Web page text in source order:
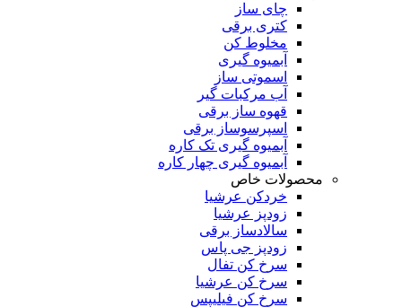
چای ساز
کتری برقی
مخلوط کن
آبمیوه گیری
اسموتی ساز
آب مرکبات گیر
قهوه ساز برقی
اسپرسوساز برقی
آبمیوه گیری تک کاره
آبمیوه گیری چهار کاره
محصولات خاص
خردکن عرشیا
زودپز عرشیا
سالادساز برقی
زودپز جی پاس
سرخ کن تفال
سرخ کن عرشیا
سرخ کن فیلیپس